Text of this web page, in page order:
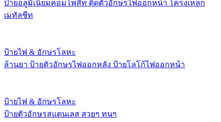
ป้ายอลูมิเนียมคอมโพสิท ติดตัวอักษรไฟออกหน้า โครงเหล็ก
เมทัลชีท
ป้ายไฟ & อักษรโลหะ
ล้านยา ป้ายตัวอักษรไฟออกหลัง ป้ายโลโก้ไฟออกหน้า
ป้ายไฟ & อักษรโลหะ
ป้ายตัวอักษรสแตนเลส สวยๆ ทนๆ